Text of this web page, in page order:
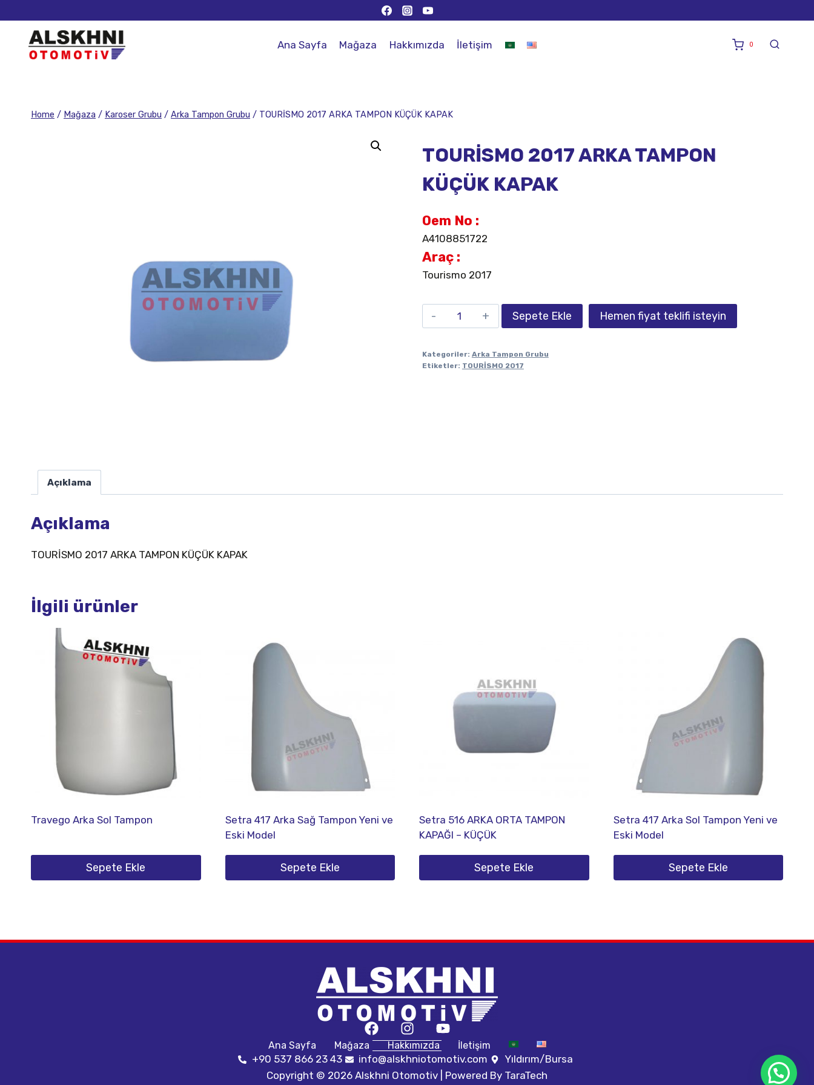
Ana Sayfa Mağaza Hakkımızda İletişim 0
Home / Mağaza / Karoser Grubu / Arka Tampon Grubu / TOURİSMO 2017 ARKA TAMPON KÜÇÜK KAPAK
TOURİSMO 2017 ARKA TAMPON
KÜÇÜK KAPAK
Oem No :
A4108851722
Araç :
Tourismo 2017
Sepete Ekle Hemen fiyat teklifi isteyin
Kategoriler: Arka Tampon Grubu
Etiketler: TOURİSMO 2017
Açıklama
Açıklama
TOURİSMO 2017 ARKA TAMPON KÜÇÜK KAPAK
İlgili ürünler
Travego Arka Sol Tampon
Sepete Ekle
Setra 417 Arka Sağ Tampon Yeni ve
Eski Model
Sepete Ekle
Setra 516 ARKA ORTA TAMPON
KAPAĞI – KÜÇÜK
Sepete Ekle
Setra 417 Arka Sol Tampon Yeni ve
Eski Model
Sepete Ekle
Ana Sayfa Mağaza Hakkımızda İletişim
+90 537 866 23 43 info@alskhniotomotiv.com
Yıldırım/Bursa
Copyright © 2026 Alskhni Otomotiv | Powered By TaraTech